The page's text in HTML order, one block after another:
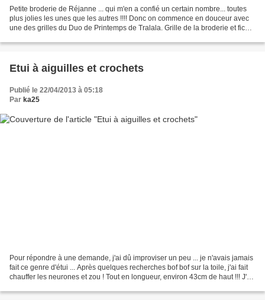
Petite broderie de Réjanne ... qui m'en a confié un certain nombre... toutes
plus jolies les unes que les autres !!!! Donc on commence en douceur avec
une des grilles du Duo de Printemps de Tralala. Grille de la broderie et fiche
Etui à aiguilles et crochets
Publié le 22/04/2013 à 05:18
Par ka25
Pour répondre à une demande, j'ai dû improviser un peu ... je n'avais jamais
fait ce genre d'étui ... Après quelques recherches bof bof sur la toile, j'ai fait
chauffer les neurones et zou ! Tout en longueur, environ 43cm de haut !!! J'ai